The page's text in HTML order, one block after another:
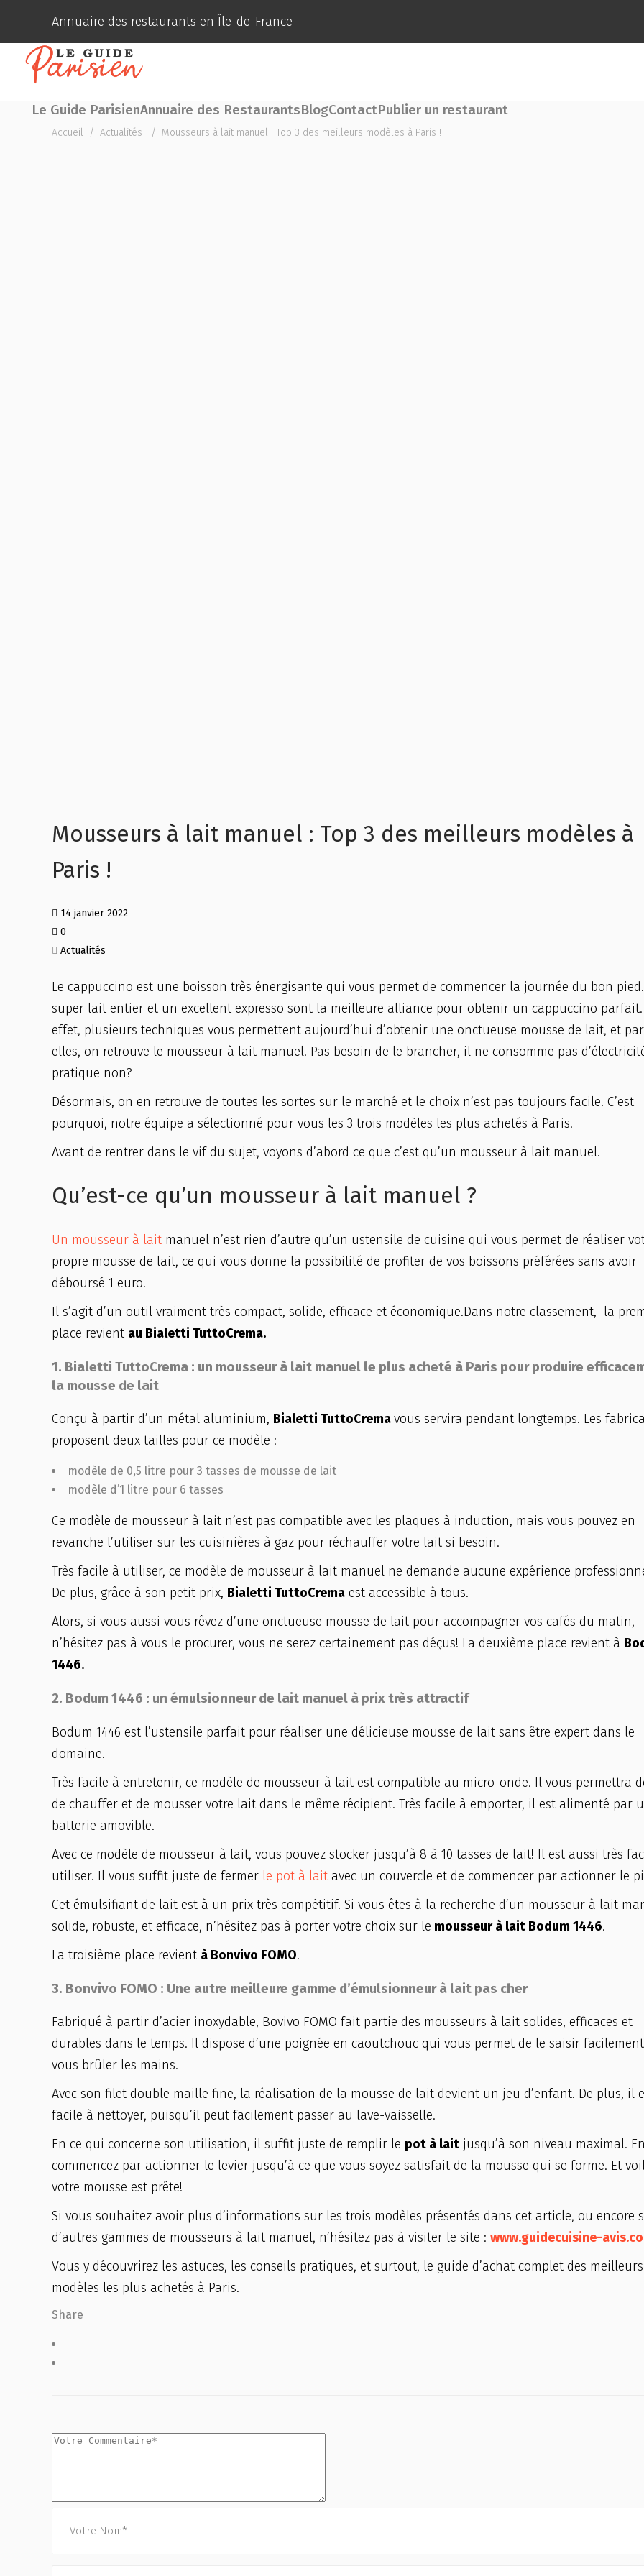
Annuaire des restaurants en Île-de-France
Le Guide ParisienAnnuaire des RestaurantsBlogContactPublier un restaurant
Accueil / Actualités / Mousseurs à lait manuel : Top 3 des meilleurs modèles à Paris !
Mousseurs à lait manuel : Top 3 des meilleurs modèles à
Paris !
14 janvier 2022
0
Actualités
Le cappuccino est une boisson très énergisante qui vous permet de commencer la journée du bon
super lait entier et un excellent expresso sont la meilleure alliance pour obtenir un cappuccino parfait.
effet, plusieurs techniques vous permettent aujourd’hui d’obtenir une onctueuse mousse de lait, et
elles, on retrouve le mousseur à lait manuel. Pas besoin de le brancher, il ne consomme pas
pratique non?
Désormais, on en retrouve de toutes les sortes sur le marché et le choix n’est pas toujours facile. C’est
pourquoi, notre équipe a sélectionné pour vous les 3 trois modèles les plus achetés à Paris.
Avant de rentrer dans le vif du sujet, voyons d’abord ce que c’est qu’un mousseur à lait manuel.
Qu’est-ce qu’un mousseur à lait manuel ?
Un mousseur à lait manuel n’est rien d’autre qu’un ustensile de cuisine qui vous permet de réaliser
propre mousse de lait, ce qui vous donne la possibilité de profiter de vos boissons préférées sans avoir
déboursé 1 euro.
Il s’agit d’un outil vraiment très compact, solide, efficace et économique.Dans notre classement, la
place revient au Bialetti TuttoCrema.
1. Bialetti TuttoCrema : un mousseur à lait manuel le plus acheté à Paris pour produire
la mousse de lait
Conçu à partir d’un métal aluminium, Bialetti TuttoCremavous servira pendant longtemps. Les
proposent deux tailles pour ce modèle :
modèle de 0,5 litre pour 3 tasses de mousse de lait
modèle d’1 litre pour 6 tasses
Ce modèle de mousseur à lait n’est pas compatible avec les plaques à induction, mais vous pouvez en
revanche l’utiliser sur les cuisinières à gaz pour réchauffer votre lait si besoin.
Très facile à utiliser, ce modèle de mousseur à lait manuel ne demande aucune expérience
De plus, grâce à son petit prix, Bialetti TuttoCrema est accessible à tous.
Alors, si vous aussi vous rêvez d’une onctueuse mousse de lait pour accompagner vos cafés du matin,
n’hésitez pas à vous le procurer, vous ne serez certainement pas déçus! La deuxième place revient à
1446.
2. Bodum 1446 : un émulsionneur de lait manuel à prix très attractif
Bodum 1446 est l’ustensile parfait pour réaliser une délicieuse mousse de lait sans être expert dans le
domaine.
Très facile à entretenir, ce modèle de mousseur à lait est compatible au micro-onde. Il vous permettra
de chauffer et de mousser votre lait dans le même récipient. Très facile à emporter, il est alimenté par
batterie amovible.
Avec ce modèle de mousseur à lait, vous pouvez stocker jusqu’à 8 à 10 tasses de lait! Il est aussi très
utiliser. Il vous suffit juste de fermer le pot à lait avec un couvercle et de commencer par actionner le
Cet émulsifiant de lait est à un prix très compétitif. Si vous êtes à la recherche d’un mousseur à lait
solide, robuste, et efficace, n’hésitez pas à porter votre choix sur le mousseur à lait Bodum 1446.
La troisième place revient à Bonvivo FOMO.
3. Bonvivo FOMO : Une autre meilleure gamme d’émulsionneur à lait pas cher
Fabriqué à partir d’acier inoxydable, Bovivo FOMO fait partie des mousseurs à lait solides, efficaces et
durables dans le temps. Il dispose d’une poignée en caoutchouc qui vous permet de le saisir
vous brûler les mains.
Avec son filet double maille fine, la réalisation de la mousse de lait devient un jeu d’enfant. De plus, il
facile à nettoyer, puisqu’il peut facilement passer au lave-vaisselle.
En ce qui concerne son utilisation, il suffit juste de remplir le pot à lait jusqu’à son niveau maximal.
commencez par actionner le levier jusqu’à ce que vous soyez satisfait de la mousse qui se forme. Et
votre mousse est prête!
Si vous souhaitez avoir plus d’informations sur les trois modèles présentés dans cet article, ou encore
d’autres gammes de mousseurs à lait manuel, n’hésitez pas à visiter le site : www.guidecuisine-
Vous y découvrirez les astuces, les conseils pratiques, et surtout, le guide d’achat complet des meilleurs
modèles les plus achetés à Paris.
Share